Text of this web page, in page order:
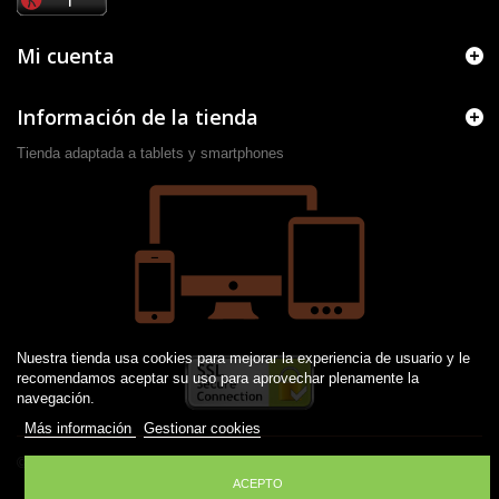
Nuestra tienda usa cookies para mejorar la experiencia de usuario y le
recomendamos aceptar su uso para aprovechar plenamente la
navegación.
Más información
Gestionar cookies
ACEPTO
Mi cuenta
Información de la tienda
Tienda adaptada a tablets y smartphones